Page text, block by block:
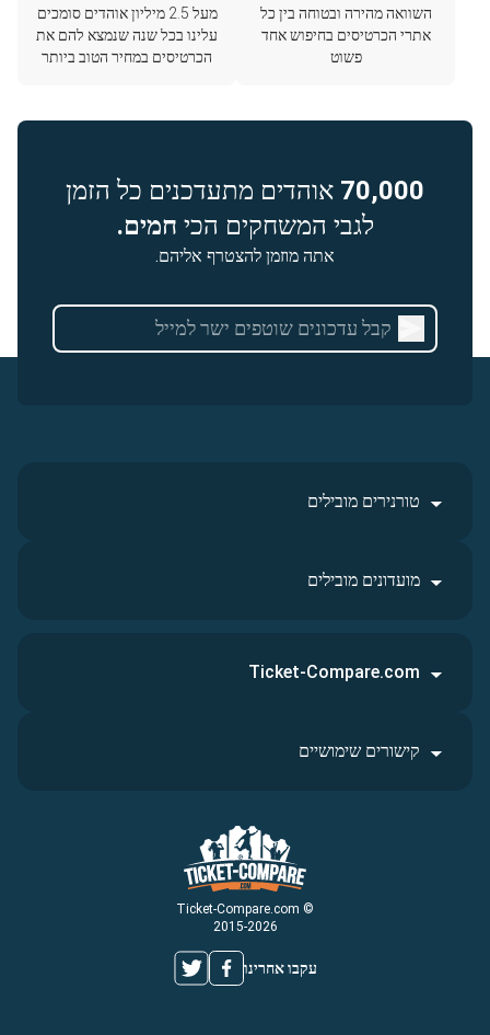
השוואה מהירה ובטוחה בין כל
אתרי הכרטיסים בחיפוש אחד
פשוט
מעל 2.5 מיליון אוהדים סומכים
עלינו בכל שנה שנמצא להם את
הכרטיסים במחיר הטוב ביותר
70,000 אוהדים מתעדכנים כל הזמן
לגבי המשחקים הכי חמים.
אתה מוזמן להצטרף אליהם.
טורנירים מובילים
מועדונים מובילים
© Ticket-Compare.com
2015-2026
עקבו אחרינו
Ticket-Compare.com
קישורים שימושיים